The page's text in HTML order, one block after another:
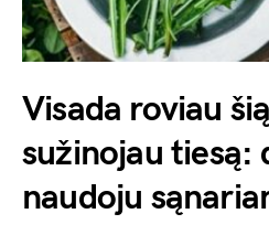
Visada roviau
sužinojau tiesą:
naudoju